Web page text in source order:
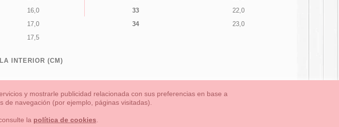
16,0
17,0
17,5
33
22,0
34
23,0
INTERIOR (CM)
& Papas NUEVA COLECCION OUTLET-ULTIMAS TALLAS
y reembolsos Privacidad
y mostrarle publicidad relacionada con sus preferencias en base a
navegación (por ejemplo, páginas visitadas).
la política de cookies